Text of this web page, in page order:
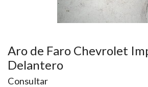
Aro de Faro Chevrolet
Delantero
Consultar